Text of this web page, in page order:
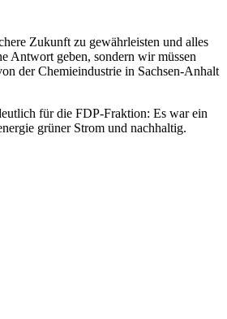
Zukunft zu gewährleisten und alles
Antwort geben, sondern wir müssen
der Chemieindustrie in Sachsen-Anhalt
für die FDP-Fraktion: Es war ein
grüner Strom und nachhaltig.